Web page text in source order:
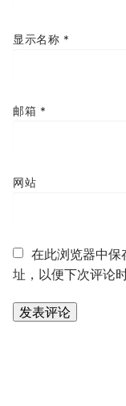
显示名称 *
邮箱 *
网站
在此浏览器中保
址，以便下次评论时